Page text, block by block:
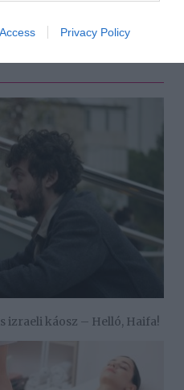
Privacy Policy
izraeli káosz – Helló, Haifa!